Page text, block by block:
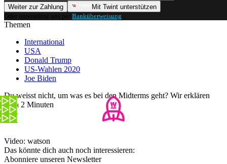
Weiter zur Zahlung
Mit Twint unterstützen
Oder unterstütze uns per Banküberweisung
Themen
International
USA
Donald Trump
US-Wahlen 2020
Joe Biden
Du weisst nicht, um was es bei den Midterms geht? Wir erklären
es in 2 Minuten
Video: watson
Das könnte dich auch noch interessieren:
Abonniere unseren Newsletter